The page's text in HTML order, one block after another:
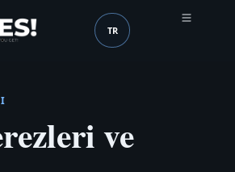
Dil (mobile header)
TR
ve